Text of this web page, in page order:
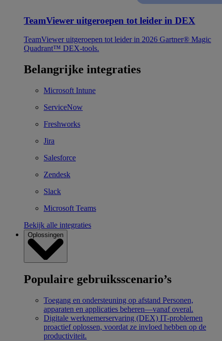
TeamViewer uitgeroepen tot leider in DEX
TeamViewer uitgeroepen tot leider in 2026 Gartner® Magic
Quadrant™ DEX-tools.
Belangrijke integraties
Microsoft Intune
ServiceNow
Freshworks
Jira
Salesforce
Zendesk
Slack
Microsoft Teams
Bekijk alle integraties
Oplossingen
Populaire gebruiksscenario’s
Toegang en ondersteuning op afstand Personen,
apparaten en applicaties beheren—vanaf overal.
Digitale werknemerservaring (DEX) IT-problemen
proactief oplossen, voordat ze invloed hebben op de
productiviteit.